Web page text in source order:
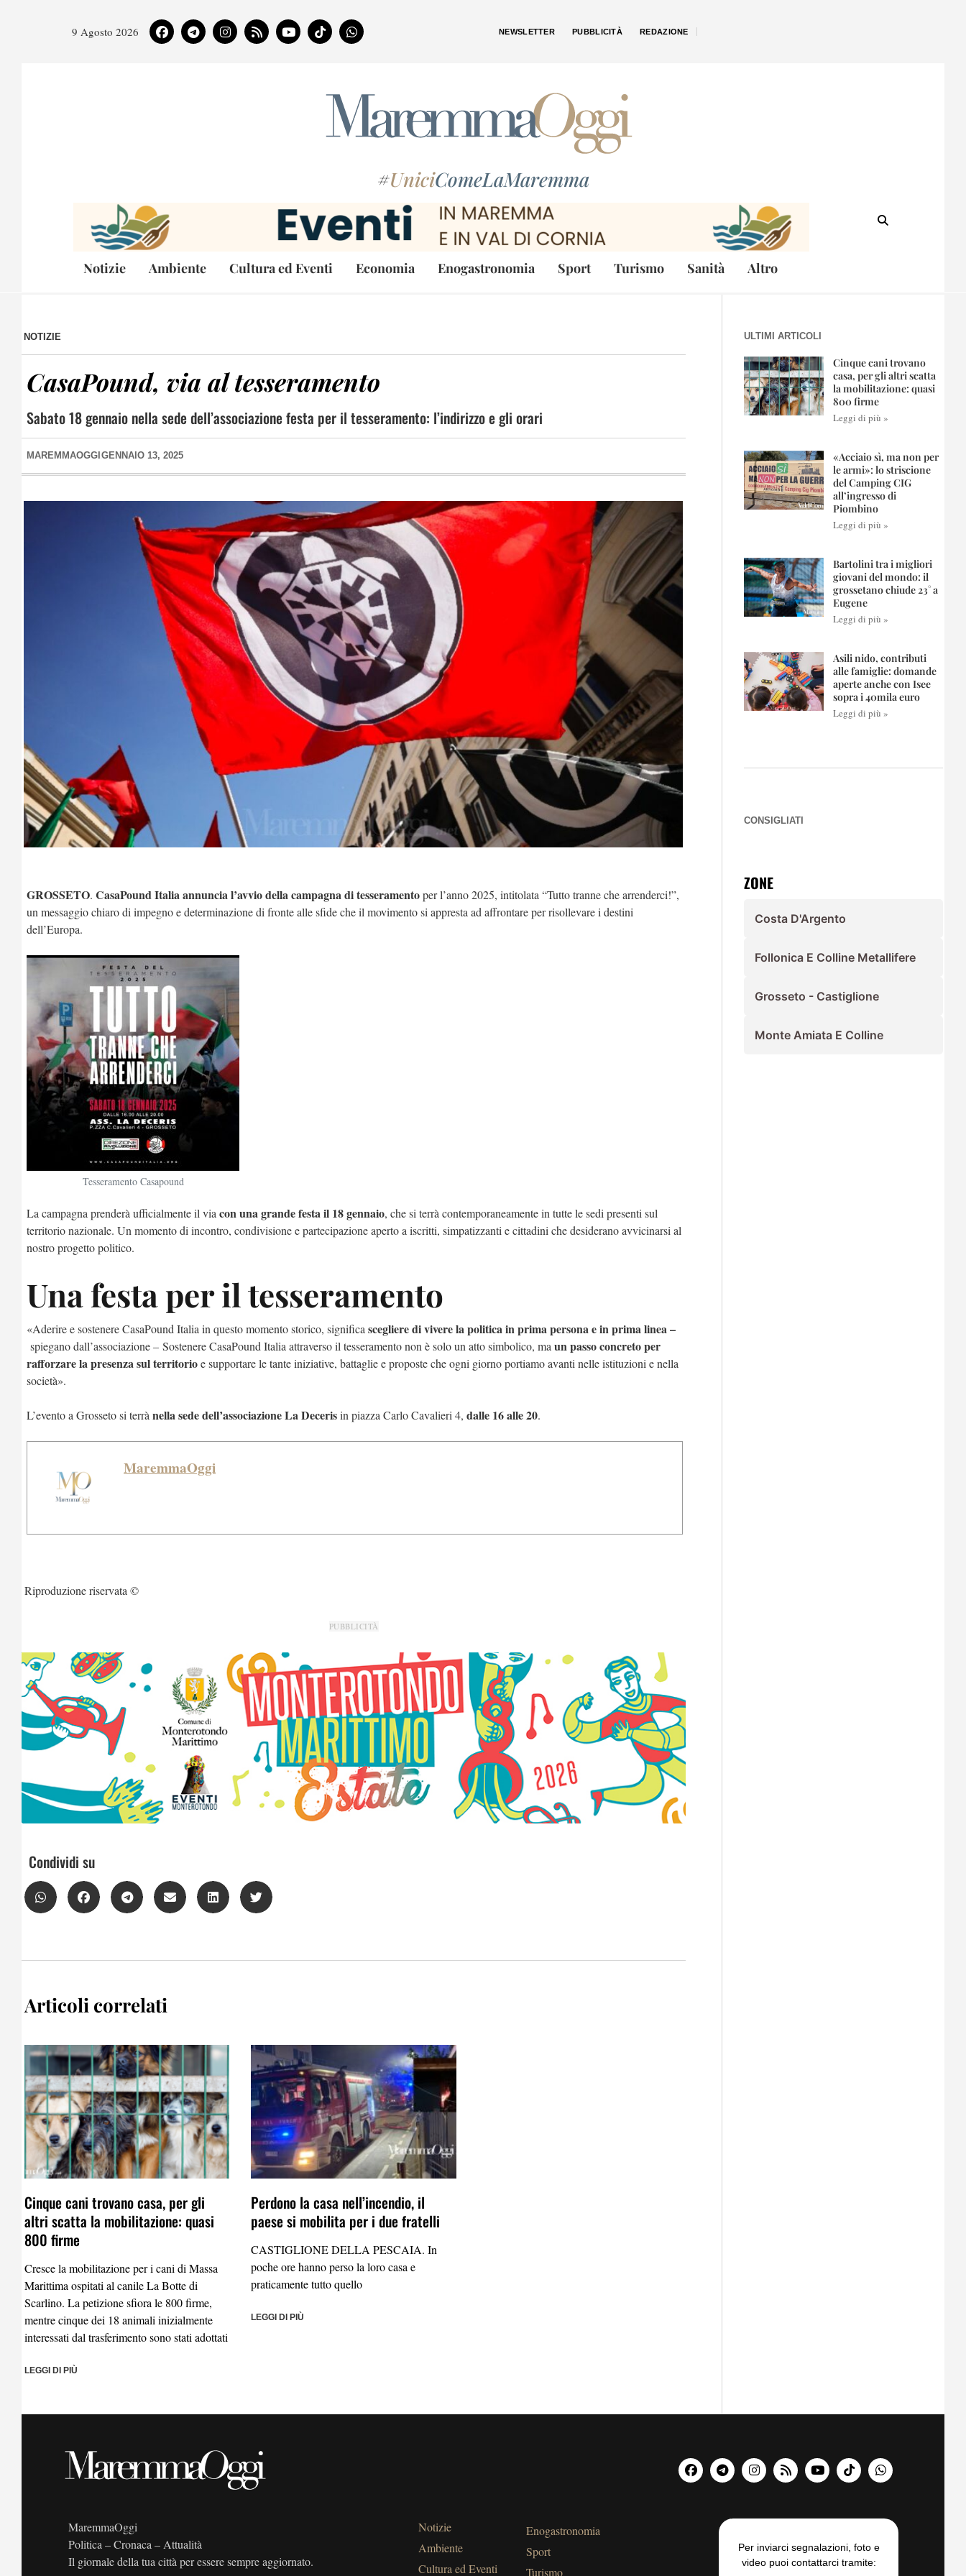
9 Agosto 2026 NEWSLETTER PUBBLICITÀ REDAZIONE
#UniciComeLaMaremma
Notizie Ambiente Cultura ed Eventi Economia Enogastronomia Sport Turismo Sanità Altro
NOTIZIE
CasaPound, via al tesseramento
Sabato 18 gennaio nella sede dell’associazione festa per il tesseramento: l’indirizzo e gli orari
MAREMMAOGGI GENNAIO 13, 2025
GROSSETO. CasaPound Italia annuncia l’avvio della campagna di tesseramentoper l’anno 2025, intitolata “Tutto tranne che arrenderci!”,
un messaggio chiaro di impegno e determinazione di fronte alle sfide che il movimento si appresta ad affrontare per risollevare i destini
dell’Europa.
Tesseramento Casapound
La campagna prenderà ufficialmente il via con una grande festa il 18 gennaio, che si terrà contemporaneamente in tutte le sedi presenti sul
territorio nazionale. Un momento di incontro, condivisione e partecipazione aperto a iscritti, simpatizzanti e cittadini che desiderano avvicinarsi al
nostro progetto politico.
Una festa per il tesseramento
«Aderire e sostenere CasaPound Italia in questo momento storico, significa scegliere di vivere la politica in prima persona e in prima linea –
spiegano dall’associazione – Sostenere CasaPound Italia attraverso il tesseramento non è solo un atto simbolico, ma un passo concreto per
rafforzare la presenza sul territorioe supportare le tante iniziative, battaglie e proposte che ogni giorno portiamo avanti nelle istituzioni e nella
società».
L’evento a Grosseto si terrà nella sede dell’associazione La Decerisin piazza Carlo Cavalieri 4, dalle 16 alle 20.
MaremmaOggi
Riproduzione riservata ©
PUBBLICITÀ
Condividi su
Articoli correlati
Cinque cani trovano casa, per gli
altri scatta la mobilitazione: quasi
800 firme
Cresce la mobilitazione per i cani di Massa
Marittima ospitati al canile La Botte di
Scarlino. La petizione sfiora le 800 firme,
mentre cinque dei 18 animali inizialmente
interessati dal trasferimento sono stati adottati
LEGGI DI PIÙ
Perdono la casa nell’incendio, il
paese si mobilita per i due fratelli
CASTIGLIONE DELLA PESCAIA. In
poche ore hanno perso la loro casa e
praticamente tutto quello
LEGGI DI PIÙ
ULTIMI ARTICOLI
Cinque cani trovano
casa, per gli altri scatta
la mobilitazione: quasi
800 firme
Leggi di più »
«Acciaio sì, ma non per
le armi»: lo striscione
del Camping CIG
all’ingresso di
Piombino
Leggi di più »
Bartolini tra i migliori
giovani del mondo: il
grossetano chiude 23° a
Eugene
Leggi di più »
Asili nido, contributi
alle famiglie: domande
aperte anche con Isee
sopra i 40mila euro
Leggi di più »
CONSIGLIATI
ZONE
Costa D'Argento
Follonica E Colline Metallifere
Grosseto - Castiglione
Monte Amiata E Colline
MaremmaOggi
Politica – Cronaca – Attualità
Il giornale della tua città per essere sempre aggiornato.
Notizie
Ambiente
Cultura ed Eventi
Enogastronomia
Sport
Turismo
Per inviarci segnalazioni, foto e
video puoi contattarci tramite: